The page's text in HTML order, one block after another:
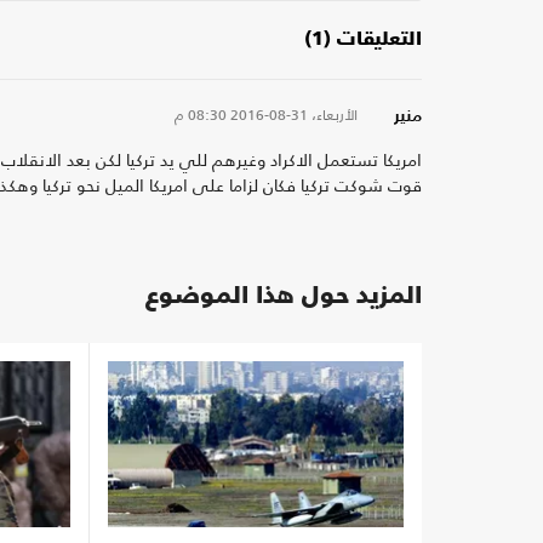
التعليقات (1)
منير الأربعاء، 31-08-2016 08:30 م
امريكا تستعمل الاكراد وغيرهم للي يد تركيا لكن بعد
قوت شوكت تركيا فكان لزاما على امريكا الميل نحو تركيا
المزيد حول هذا الموضوع